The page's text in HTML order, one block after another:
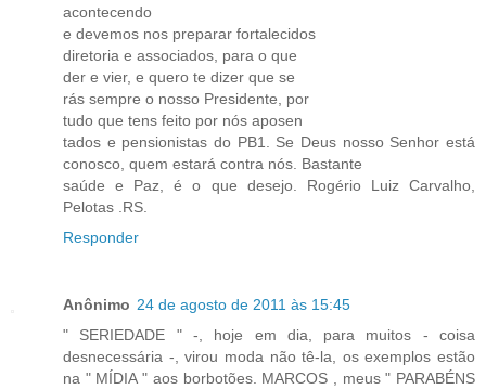
acontecendo
e devemos nos preparar fortalecidos
diretoria e associados, para o que
der e vier, e quero te dizer que se
rás sempre o nosso Presidente, por
tudo que tens feito por nós aposen
tados e pensionistas do PB1. Se Deus nosso Senhor está
conosco, quem estará contra nós. Bastante
saúde e Paz, é o que desejo. Rogério Luiz Carvalho,
Pelotas .RS.
Responder
Anônimo 24 de agosto de 2011 às 15:45
" SERIEDADE " -, hoje em dia, para muitos - coisa
desnecessária -, virou moda não tê-la, os exemplos estão
na " MÍDIA " aos borbotões. MARCOS , meus " PARABÉNS